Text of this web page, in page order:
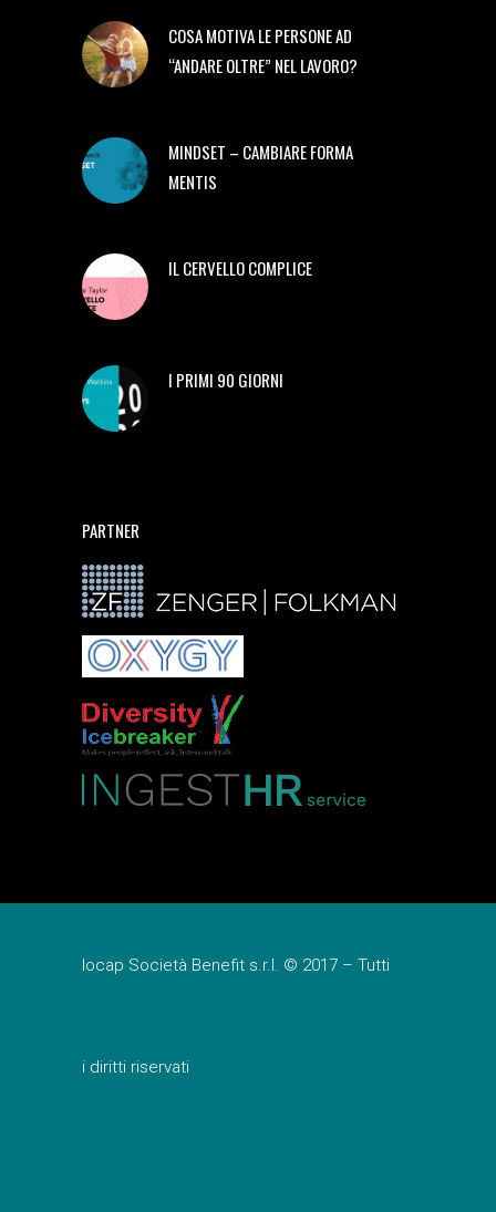
COSA MOTIVA LE PERSONE AD
“ANDARE OLTRE” NEL LAVORO?
MINDSET – CAMBIARE FORMA
MENTIS
IL CERVELLO COMPLICE
I PRIMI 90 GIORNI
PARTNER
Iocap Società Benefit s.r.l. © 2017 – Tutti
i diritti riservati